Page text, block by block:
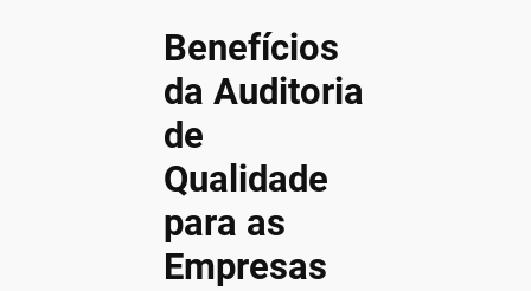
Benefícios
da Auditoria
de
Qualidade
para as
Empresas